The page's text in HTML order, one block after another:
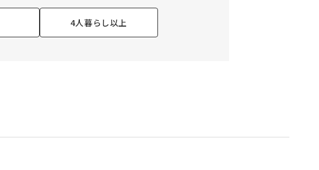
4人暮らし以上